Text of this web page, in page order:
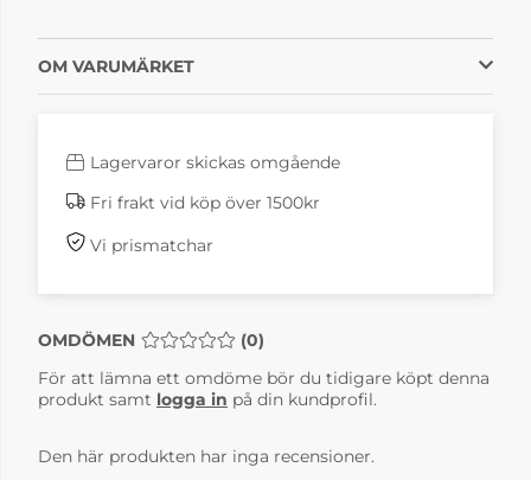
OM VARUMÄRKET
Lagervaror skickas omgående
Fri frakt vid köp över 1500kr
Vi prismatchar
OMDÖMEN MEDELBETYG 0 AV 5 ANTAL BETYG 0
(0)
För att lämna ett omdöme bör du tidigare köpt denna
produkt samt logga in på din kundprofil.
Den här produkten har inga recensioner.